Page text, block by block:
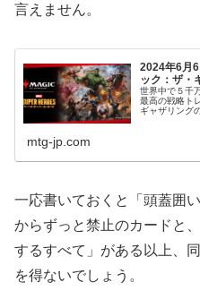
言えません。
2024年6月
ック：ザ・
世界中で５千
最高の戦略ト
ギャザリング
mtg-jp.com
一応書いておくと「頭蓋囲
からずっと禁止のカードと
するすべて」がある以上、
を得ないでしょう。